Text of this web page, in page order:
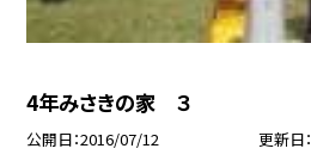
4年みさきの家 ３
公開日 2016/07/12 更新日